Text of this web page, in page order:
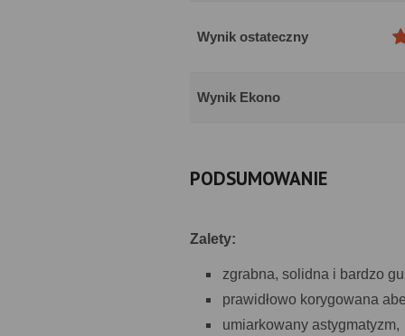
Wynik ostateczny
Wynik Ekono
PODSUMOWANIE
Zalety:
zgrabna, solidna i bardzo
prawidłowo korygowana
umiarkowany astygmatyzm,